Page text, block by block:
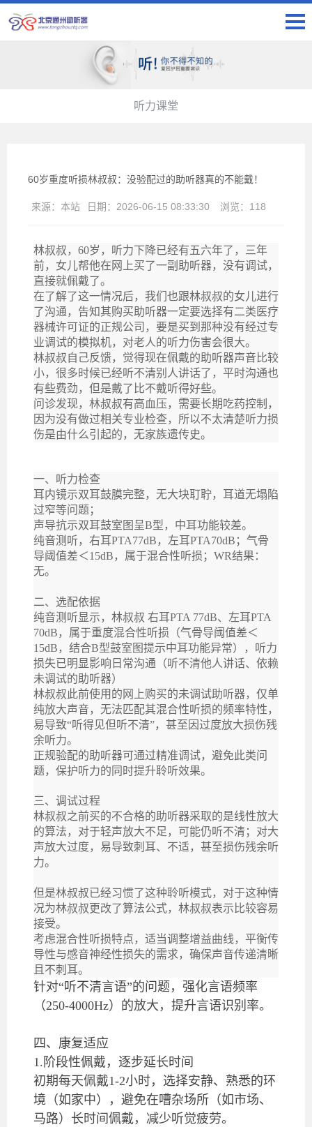
听力课堂
60岁重度听损林叔叔：没验配过的助听器真的不能戴！
来源： 本站 日期： 2026-06-15 08:33:30 浏览： 118
林叔叔， 60岁，听力下降已经有五六年了，三年
前，女儿帮他在网上买了一副助听器，没有调试，
直接就佩戴了。
在了解了这一情况后，我们也跟林叔叔的女儿进行
了沟通，告知其购买助听器一定要选择有二类医疗
器械许可证的正规公司，要是买到那种没有经过专
业调试的模拟机，对老人的听力伤害会很大。
林叔叔自己反馈，觉得现在佩戴的助听器声音比较
小，很多时候已经听不清别人讲话了，平时沟通也
有些费劲，但是戴了比不戴听得好些。
问诊发现，林叔叔有高血压，需要长期吃药控制，
因为没有做过相关专业检查，所以不太清楚听力损
伤是由什么引起的，无家族遗传史。
一、听力检查
耳内镜示双耳鼓膜完整，无大块耵聍，耳道无塌陷
过窄等问题；
声导抗示双耳鼓室图呈B型，中耳功能较差。
纯音测听，右耳PTA77dB，左耳PTA70dB；气骨
导阈值差＜15dB，属于混合性听损；WR结果：
无。
二、选配依据
纯音测听显示，林叔叔 右耳PTA 77dB、左耳PTA
70dB，属于重度混合性听损（气骨导阈值差＜
15dB，结合B型鼓室图提示中耳功能异常），听力
损失已明显影响日常沟通（听不清他人讲话、依赖
未调试的助听器）
林叔叔此前使用的网上购买的未调试助听器，仅单
纯放大声音，无法匹配其混合性听损的频率特性，
易导致“听得见但听不清”，甚至因过度放大损伤残
余听力。
正规验配的助听器可通过精准调试，避免此类问
题，保护听力的同时提升聆听效果。
三、调试过程
林叔叔之前买的不合格的助听器采取的是线性放大
的算法，对于轻声放大不足，可能仍听不清；对大
声放大过度，易导致刺耳、不适，甚至损伤残余听
力。
但是林叔叔已经习惯了这种聆听模式，对于这种情
况为林叔叔更改了算法公式，林叔叔表示比较容易
接受。
考虑混合性听损特点，适当调整增益曲线，平衡传
导性与感音神经性损失的需求，确保声音传递清晰
且不刺耳。
针对“听不清言语”的问题，强化言语频率
（250-4000Hz）的放大，提升言语识别率。
四、康复适应
1.阶段性佩戴，逐步延长时间
初期每天佩戴1-2小时，选择安静、熟悉的环
境（如家中），避免在嘈杂场所（如市场、
马路）长时间佩戴，减少听觉疲劳。